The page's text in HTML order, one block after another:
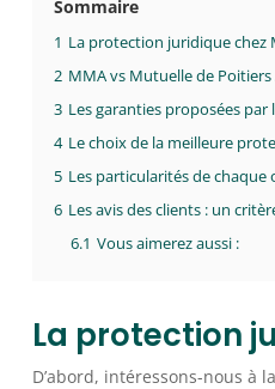
Sommaire
1 La protection juridique chez
2 MMA vs Mutuelle de Poitiers
3 Les garanties proposées par
4 Le choix de la meilleure
5 Les particularités de
6 Les avis des clients : un
6.1 Vous aimerez aussi :
La protection
D’abord, intéressons-nous à la